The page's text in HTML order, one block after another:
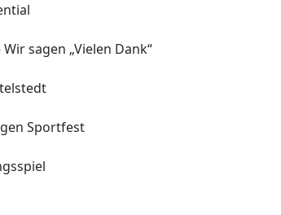
sagen „Vielen Dank“
Sportfest